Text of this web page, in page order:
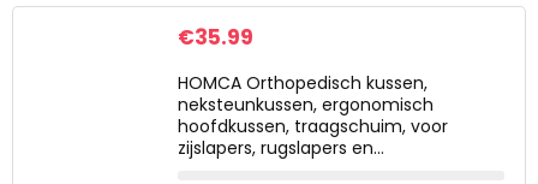
€35.99
HOMCA Orthopedisch kussen,
neksteunkussen, ergonomisch
hoofdkussen, traagschuim, voor
zijslapers, rugslapers en…